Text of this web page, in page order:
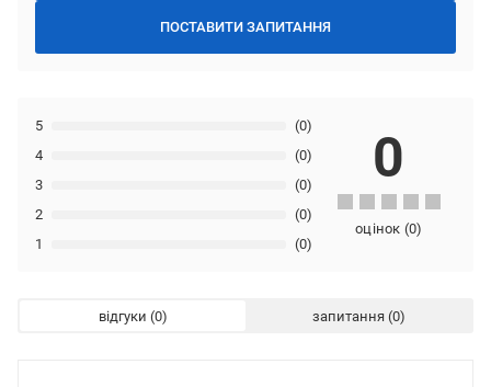
ПОСТАВИТИ ЗАПИТАННЯ
1 (0)
2 (0)
3 (0)
4 (0)
5 (0)
0
оцінок (0)
відгуки запитання